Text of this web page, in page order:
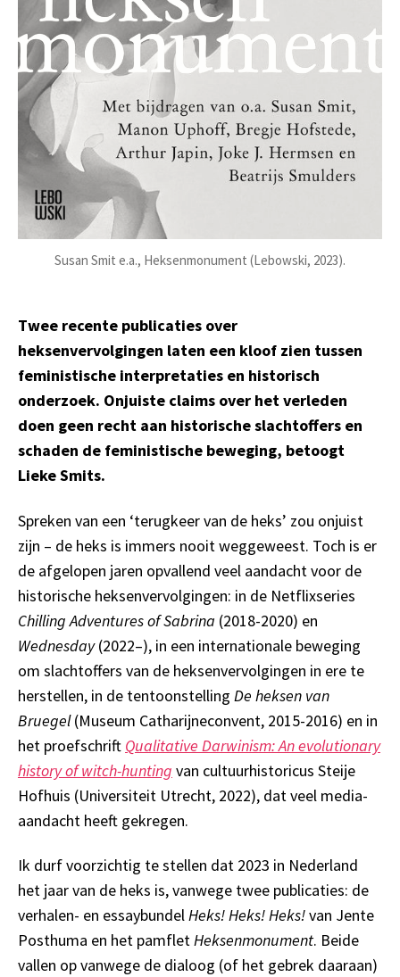
Susan Smit e.a., Heksenmonument (Lebowski, 2023).
Twee recente publicaties over
heksenvervolgingen laten een kloof zien tussen
feministische interpretaties en historisch
onderzoek. Onjuiste claims over het verleden
doen geen recht aan historische slachtoffers en
schaden de feministische beweging, betoogt
Lieke Smits.
Spreken van een ‘terugkeer van de heks’ zou onjuist
zijn – de heks is immers nooit weggeweest. Toch is er
de afgelopen jaren opvallend veel aandacht voor de
historische heksenvervolgingen: in de Netflixseries
Chilling Adventures of Sabrina (2018-2020) en
Wednesday(2022–), in een internationale beweging
om slachtoffers van de heksenvervolgingen in ere te
herstellen, in de tentoonstelling De heksen van
Bruegel(Museum Catharijneconvent, 2015-2016) en in
het proefschrift Qualitative Darwinism: An evolutionary
history of witch-hunting van cultuurhistoricus Steije
Hofhuis (Universiteit Utrecht, 2022), dat veel media-
aandacht heeft gekregen.
Ik durf voorzichtig te stellen dat 2023 in Nederland
het jaar van de heks is, vanwege twee publicaties: de
verhalen- en essaybundelHeks! Heks! Heks!van Jente
Posthuma en het pamfletHeksenmonument. Beide
vallen op vanwege de dialoog (of het gebrek daaraan)